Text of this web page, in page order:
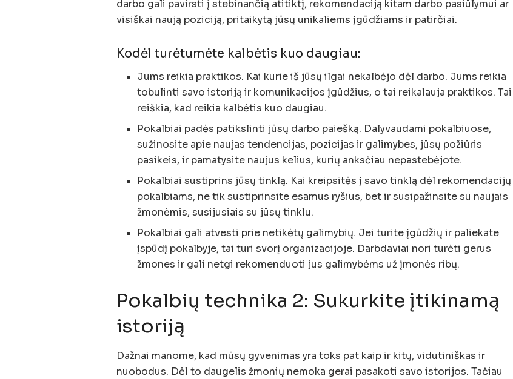
darbo gali pavirsti į stebinančią atitiktį, rekomendaciją kitam darbo pasiūlymui ar
visiškai naują poziciją, pritaikytą jūsų unikaliems įgūdžiams ir patirčiai.
Kodėl turėtumėte kalbėtis kuo daugiau:
Jums reikia praktikos. Kai kurie iš jūsų ilgai nekalbėjo dėl darbo. Jums reikia
tobulinti savo istoriją ir komunikacijos įgūdžius, o tai reikalauja praktikos. Tai
reiškia, kad reikia kalbėtis kuo daugiau.
Pokalbiai padės patikslinti jūsų darbo paiešką. Dalyvaudami pokalbiuose,
sužinosite apie naujas tendencijas, pozicijas ir galimybes, jūsų požiūris
pasikeis, ir pamatysite naujus kelius, kurių anksčiau nepastebėjote.
Pokalbiai sustiprins jūsų tinklą. Kai kreipsitės į savo tinklą dėl rekomendacijų
pokalbiams, ne tik sustiprinsite esamus ryšius, bet ir susipažinsite su naujais
žmonėmis, susijusiais su jūsų tinklu.
Pokalbiai gali atvesti prie netikėtų galimybių. Jei turite įgūdžių ir paliekate
įspūdį pokalbyje, tai turi svorį organizacijoje. Darbdaviai nori turėti gerus
žmones ir gali netgi rekomenduoti jus galimybėms už įmonės ribų.
Pokalbių technika 2: Sukurkite įtikinamą
istoriją
Dažnai manome, kad mūsų gyvenimas yra toks pat kaip ir kitų, vidutiniškas ir
nuobodus. Dėl to daugelis žmonių nemoka gerai pasakoti savo istorijos. Tačiau